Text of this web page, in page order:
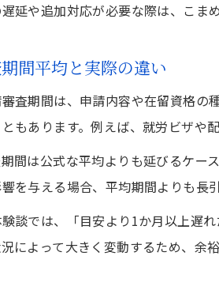
延や追加対応が必要な際は、こま
間平均と実際の違い
査期間は、申請内容や在留資格
もあります。例えば、就労ビザや
間は公式な平均よりも延びるケ
を与える場合、平均期間よりも長
談では、「目安より1か月以上遅
によって大きく変動するため、余